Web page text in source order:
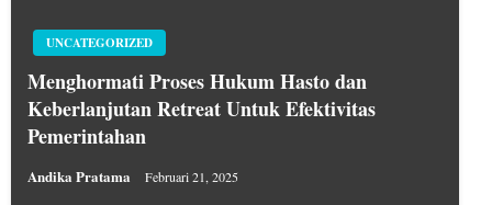
UNCATEGORIZED
Menghormati Proses Hukum Hasto dan
Keberlanjutan Retreat Untuk Efektivitas
Pemerintahan
Andika Pratama Februari 21, 2025